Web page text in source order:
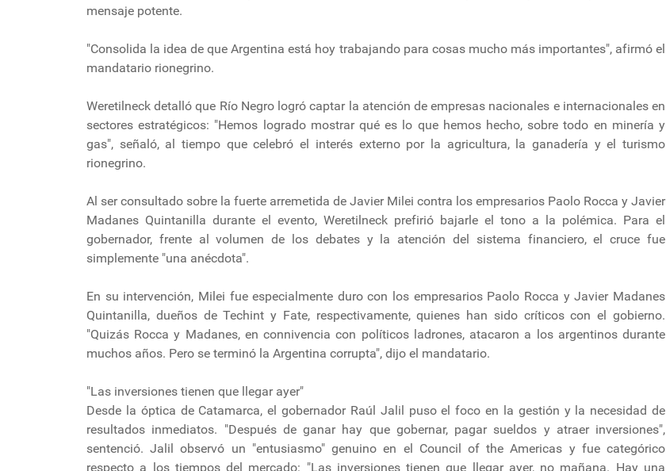
mensaje potente.
"Consolida la idea de que Argentina está hoy trabajando para cosas mucho más importantes", afirmó el
mandatario rionegrino.
Weretilneck detalló que Río Negro logró captar la atención de empresas nacionales e internacionales en
sectores estratégicos: "Hemos logrado mostrar qué es lo que hemos hecho, sobre todo en minería y
gas", señaló, al tiempo que celebró el interés externo por la agricultura, la ganadería y el turismo
rionegrino.
Al ser consultado sobre la fuerte arremetida de Javier Milei contra los empresarios Paolo Rocca y Javier
Madanes Quintanilla durante el evento, Weretilneck prefirió bajarle el tono a la polémica. Para el
gobernador, frente al volumen de los debates y la atención del sistema financiero, el cruce fue
simplemente "una anécdota".
En su intervención, Milei fue especialmente duro con los empresarios Paolo Rocca y Javier Madanes
Quintanilla, dueños de Techint y Fate, respectivamente, quienes han sido críticos con el gobierno.
"Quizás Rocca y Madanes, en connivencia con políticos ladrones, atacaron a los argentinos durante
muchos años. Pero se terminó la Argentina corrupta", dijo el mandatario.
"Las inversiones tienen que llegar ayer"
Desde la óptica de Catamarca, el gobernador Raúl Jalil puso el foco en la gestión y la necesidad de
resultados inmediatos. "Después de ganar hay que gobernar, pagar sueldos y atraer inversiones",
sentenció. Jalil observó un "entusiasmo" genuino en el Council of the Americas y fue categórico
respecto a los tiempos del mercado: "Las inversiones tienen que llegar ayer, no mañana. Hay una